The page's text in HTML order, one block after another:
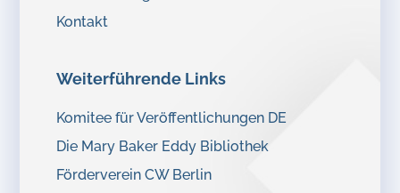
Kontakt
Weiterführende Links
Komitee für Veröffentlichungen DE
Die Mary Baker Eddy Bibliothek
Förderverein CW Berlin